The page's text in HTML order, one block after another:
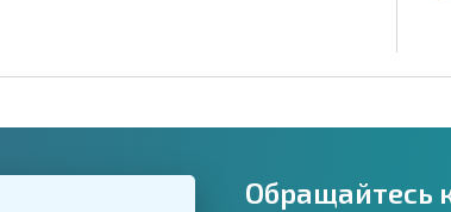
Обращайтесь